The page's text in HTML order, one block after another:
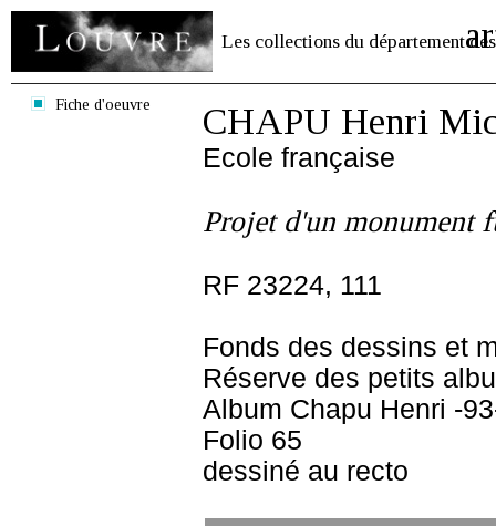
Les collections du département des
Fiche d'oeuvre CHAPU Henri
Ecole française
Projet d'un monument
RF 23224, 111
Fonds des dessins et
Réserve des petits
Album Chapu Henri -
Folio 65
dessiné au recto